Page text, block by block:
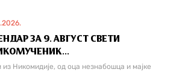
ЗА 9. АВГУСТ СВЕТИ
из Никомидије, од оца незнабошца и мајке